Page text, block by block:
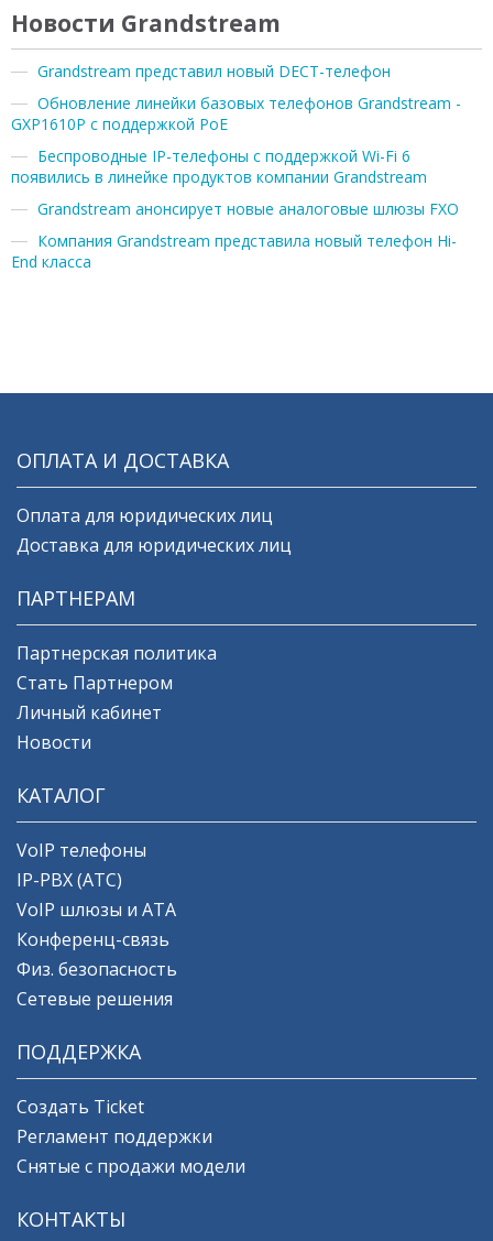
Новости Grandstream
Grandstream представил новый DECT-телефон
Обновление линейки базовых телефонов Grandstream -
GXP1610P с поддержкой PoE
Беспроводные IP-телефоны с поддержкой Wi-Fi 6
появились в линейке продуктов компании Grandstream
Grandstream анонсирует новые аналоговые шлюзы FXO
Компания Grandstream представила новый телефон Hi-
End класса
ОПЛАТА И ДОСТАВКА
Оплата для юридических лиц
Доставка для юридических лиц
ПАРТНЕРАМ
Партнерская политика
Стать Партнером
Личный кабинет
Новости
КАТАЛОГ
VoIP телефоны
IP-PBX (АТС)
VoIP шлюзы и ATA
Конференц-связь
Физ. безопасность
Сетевые решения
ПОДДЕРЖКА
Создать Ticket
Регламент поддержки
Снятые с продажи модели
КОНТАКТЫ